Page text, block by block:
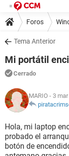
Foros
Tema Anterior
Mi portátil
Cerrado
MARIO - 3
Hola, mi laptop
probado el
botón de